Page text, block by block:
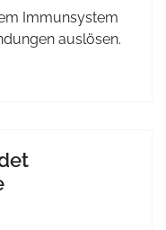
Immunsystem
auslösen.